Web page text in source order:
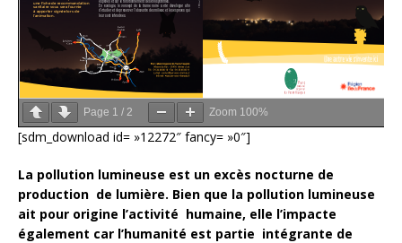
Page 1 / 2 Zoom 100%
[sdm_download id= »12272″ fancy= »0″]
La pollution lumineuse est un excès nocturne de
production de lumière. Bien que la pollution lumineuse
ait pour origine l’activité humaine, elle l’impacte
également car l’humanité est partie intégrante de